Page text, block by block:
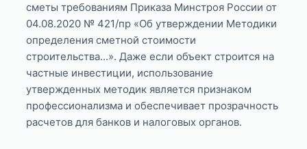
сметы требованиям Приказа Минстроя России от
04.08.2020 № 421/пр «Об утверждении Методики
определения сметной стоимости
строительства...». Даже если объект строится на
частные инвестиции, использование
утвержденных методик является признаком
профессионализма и обеспечивает прозрачность
расчетов для банков и налоговых органов.